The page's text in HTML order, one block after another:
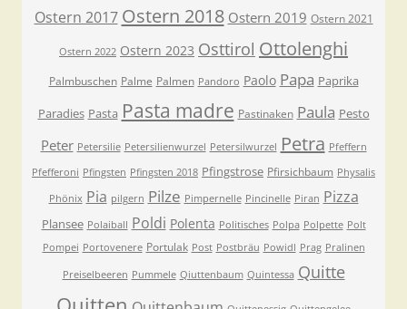
Ostern 2017 Ostern 2018 Ostern 2019 Ostern 2021
Ostern 2022 Ostern 2023 Osttirol Ottolenghi
Palmbuschen Palme Palmen Pandoro Paolo Papa Paprika
Paradies Pasta Pasta madre Pastinaken Paula Pesto
Peter Petersilie Petersilienwurzel Petersilwurzel Petra Pfeffern
Pfefferoni Pfingsten Pfingsten 2018 Pfingstrose Pfirsichbaum Physalis
Phönix Pia pilgern Pilze Pimpernelle Pincinelle Piran Pizza
Plansee Polaiball Poldi Polenta Politisches Polpa Polpette Polt
Pompei Portovenere Portulak Post Postbräu Powidl Prag Pralinen
Preiselbeeren Pummele Qiuttenbaum Quintessa Quitte